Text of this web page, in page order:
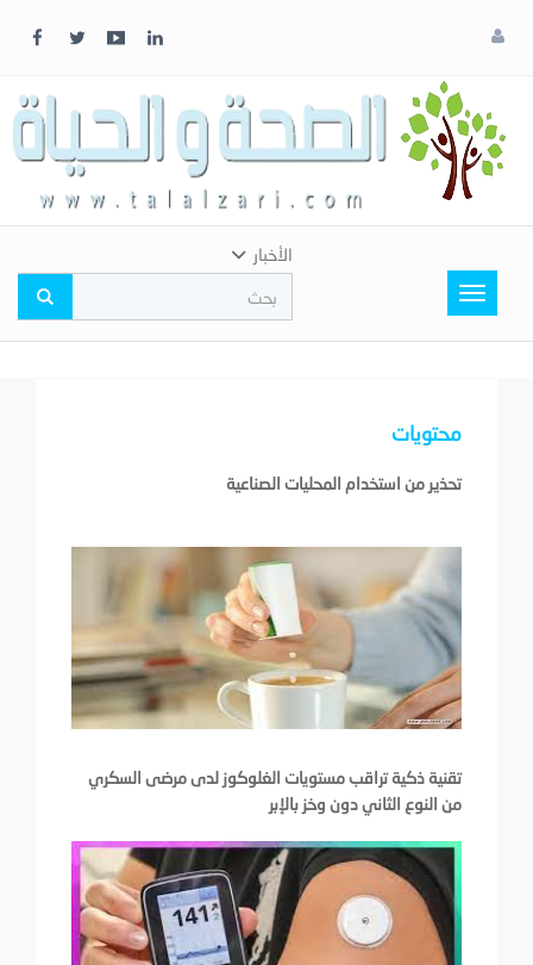
لونك
المفضل
Toggle
navigation
الأخبار
محتويات
تحذير من استخدام المحليات الصناعية
تقنية ذكية تراقب مستويات الغلوكوز لدى مرضى السكري
من النوع الثاني دون وخز بالإبر